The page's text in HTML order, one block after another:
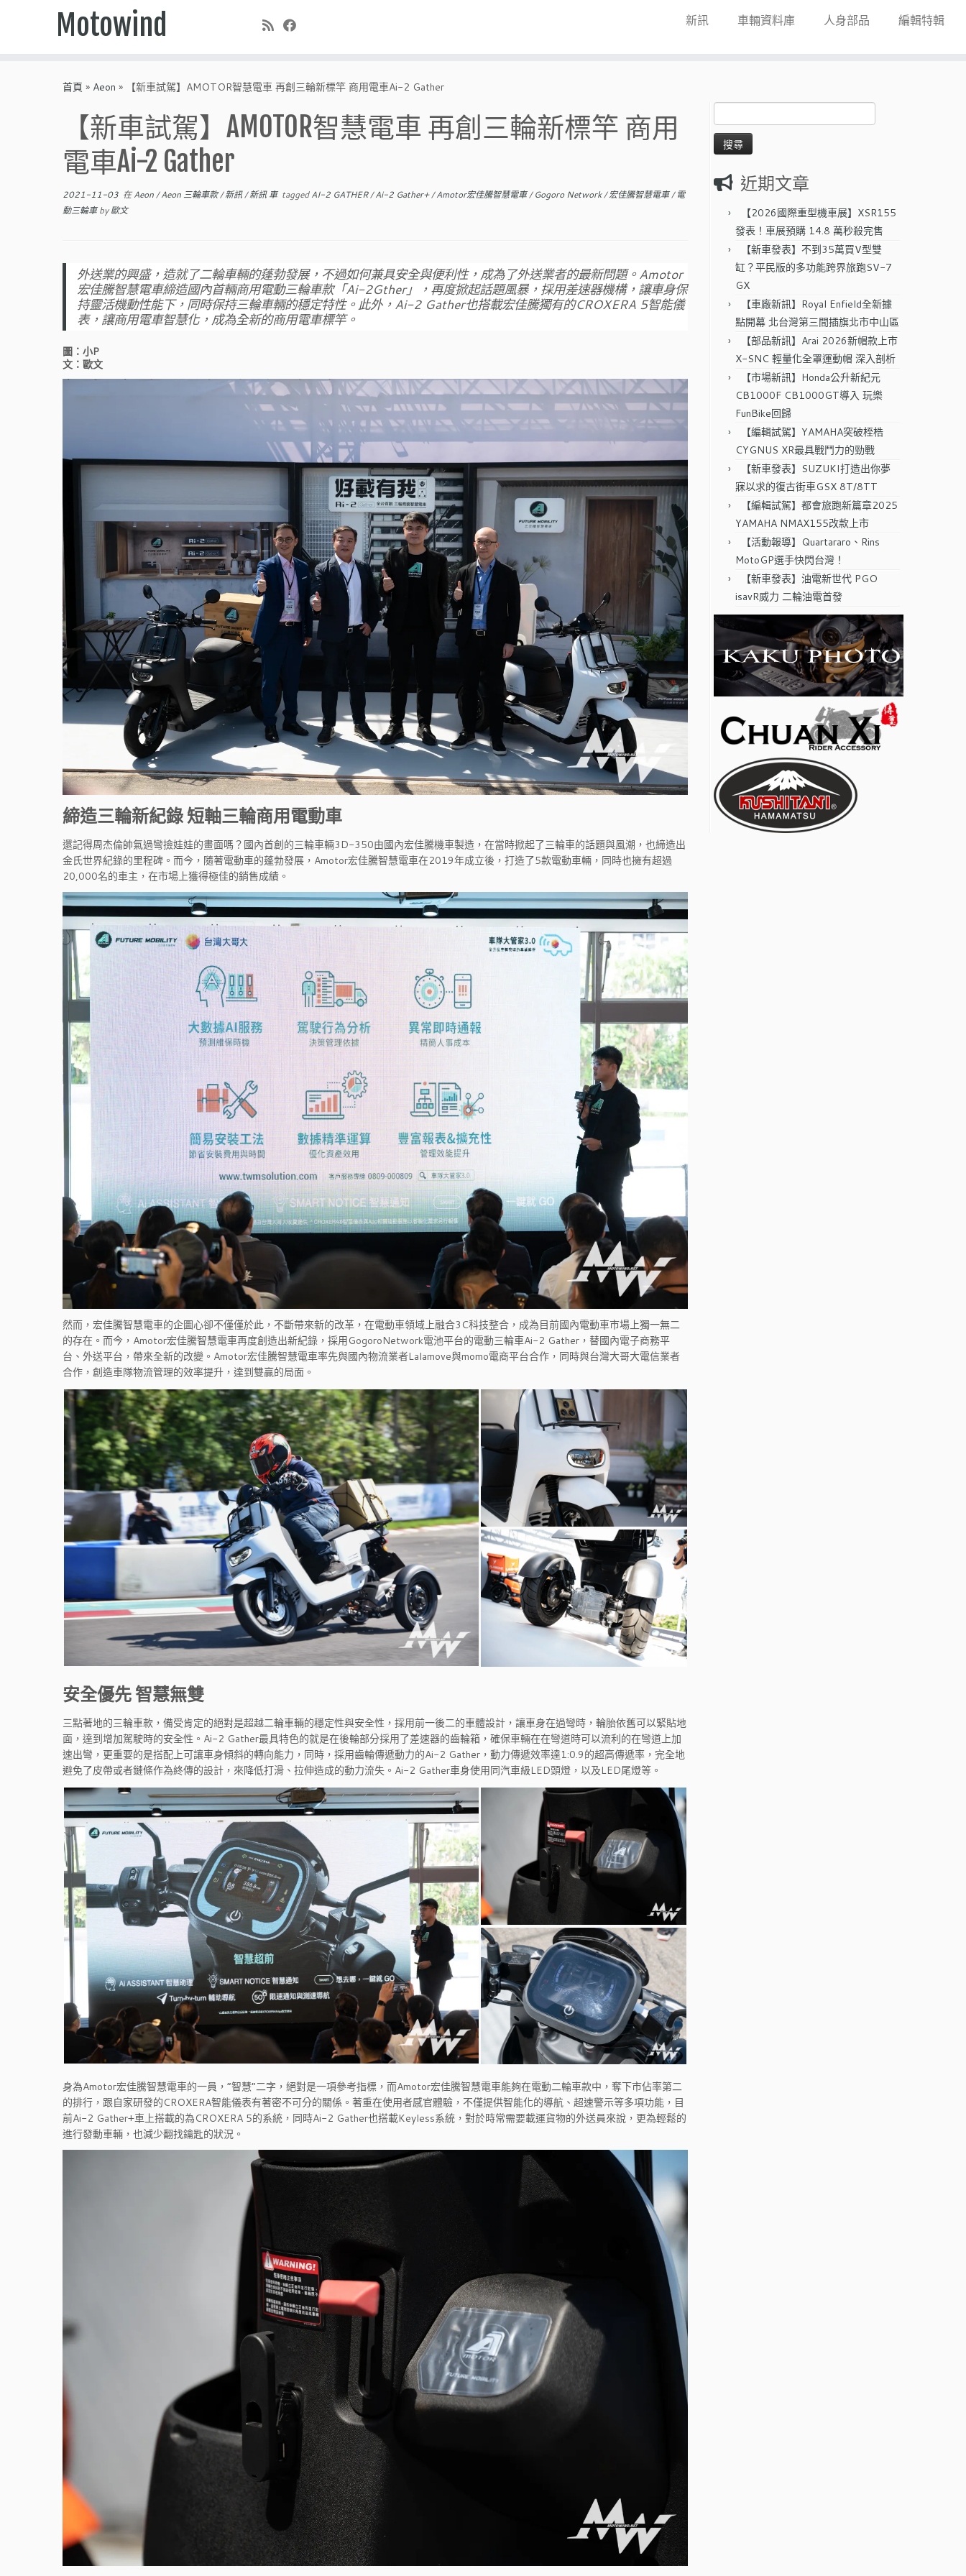
Motowind 新訊 車輛資料庫 人身部品 編輯特輯
首頁 » Aeon » 【新車試駕】AMOTOR智慧電車 再創三輪新標竿 商用電車Ai-2 Gather
【新車試駕】AMOTOR智慧電車 再創三輪新標竿 商用
電車Ai-2 Gather
2021-11-03 在Aeon/Aeon 三輪車款/新訊/新訊 車 taggedAI-2 GATHER/Ai-2 Gather+/Amotor宏佳騰智慧電車/Gogoro Network/宏佳騰智慧電車/電
動三輪車by歐文
外送業的興盛，造就了二輪車輛的蓬勃發展，不過如何兼具安全與便利性，成為了外送業者的最新問題。Amotor
宏佳騰智慧電車締造國內首輛商用電動三輪車款「Ai-2Gther」，再度掀起話題風暴，採用差速器機構，讓車身保
持靈活機動性能下，同時保持三輪車輛的穩定特性。此外，Ai-2 Gather也搭載宏佳騰獨有的CROXERA 5智能儀
表，讓商用電車智慧化，成為全新的商用電車標竿。
圖：小P
文：歐文
締造三輪新紀錄 短軸三輪商用電動車
還記得周杰倫帥氣過彎撿娃娃的畫面嗎？國內首創的三輪車輛3D-350由國內宏佳騰機車製造，在當時掀起了三輪車的話題與風潮，也締造出
金氏世界紀錄的里程碑。而今，隨著電動車的蓬勃發展，Amotor宏佳騰智慧電車在2019年成立後，打造了5款電動車輛，同時也擁有超過
20,000名的車主，在市場上獲得極佳的銷售成績。
然而，宏佳騰智慧電車的企圖心卻不僅僅於此，不斷帶來新的改革，在電動車領域上融合3C科技整合，成為目前國內電動車市場上獨一無二
的存在。而今，Amotor宏佳騰智慧電車再度創造出新紀錄，採用GogoroNetwork電池平台的電動三輪車Ai-2 Gather，替國內電子商務平
台、外送平台，帶來全新的改變。Amotor宏佳騰智慧電車率先與國內物流業者Lalamove與momo電商平台合作，同時與台灣大哥大電信業者
合作，創造車隊物流管理的效率提升，達到雙贏的局面。
安全優先 智慧無雙
三點著地的三輪車款，備受肯定的絕對是超越二輪車輛的穩定性與安全性，採用前一後二的車體設計，讓車身在過彎時，輪胎依舊可以緊貼地
面，達到增加駕駛時的安全性。Ai-2 Gather最具特色的就是在後輪部分採用了差速器的齒輪箱，確保車輛在在彎道時可以流利的在彎道上加
速出彎，更重要的是搭配上可讓車身傾斜的轉向能力，同時，採用齒輪傳遞動力的Ai-2 Gather，動力傳遞效率達1:0.9的超高傳遞率，完全地
避免了皮帶或者鏈條作為終傳的設計，來降低打滑、拉伸造成的動力流失。Ai-2 Gather車身使用同汽車級LED頭燈，以及LED尾燈等。
身為Amotor宏佳騰智慧電車的一員，“智慧”二字，絕對是一項參考指標，而Amotor宏佳騰智慧電車能夠在電動二輪車款中，奪下市佔率第二
的排行，跟自家研發的CROXERA智能儀表有著密不可分的關係。著重在使用者感官體驗，不僅提供智能化的導航、超速警示等多項功能，目
前Ai-2 Gather+車上搭載的為CROXERA 5的系統，同時Ai-2 Gather也搭載Keyless系統，對於時常需要載運貨物的外送員來說，更為輕鬆的
進行發動車輛，也減少翻找鑰匙的狀況。
尋
鍵
近期文章
【2026國際重型機車展】XSR155
發表！車展預購 14.8 萬秒殺完售
【新車發表】不到35萬買V型雙
缸？平民版的多功能跨界旅跑SV-7
GX
【車廠新訊】Royal Enfield全新據
點開幕 北台灣第三間插旗北市中山區
【部品新訊】Arai 2026新帽款上市
X-SNC 輕量化全罩運動帽 深入剖析
【市場新訊】Honda公升新紀元
CB1000F CB1000GT導入 玩樂
FunBike回歸
【編輯試駕】YAMAHA突破桎梏
CYGNUS XR最具戰鬥力的勁戰
【新車發表】SUZUKI打造出你夢
寐以求的復古街車GSX 8T/8TT
【編輯試駕】都會旅跑新篇章2025
YAMAHA NMAX155改款上市
【活動報導】Quartararo、Rins
MotoGP選手快閃台灣！
【新車發表】油電新世代 PGO
isavR威力 二輪油電首發